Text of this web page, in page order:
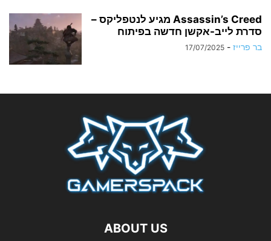
Assassin’s Creed מגיע לנטפליקס –
סדרת לייב-אקשן חדשה בפיתוח
בר פרייז -
17/07/2025
ABOUT US